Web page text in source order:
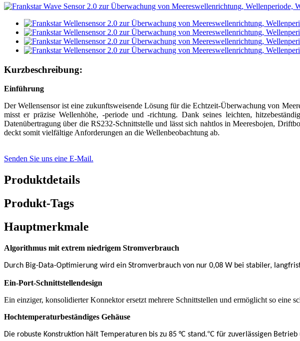
Kurzbeschreibung:
Einführung
Der Wellensensor ist eine zukunftsweisende Lösung für die Echtzeit-Überwachung von
misst er präzise Wellenhöhe, -periode und -richtung. Dank seines leichten,
Datenübertragung über die RS232-Schnittstelle und lässt sich nahtlos in Meeresbojen,
deckt somit vielfältige Anforderungen an die Wellenbeobachtung ab.
Senden Sie uns eine E-Mail.
Produktdetails
Produkt-Tags
Hauptmerkmale
Algorithmus mit extrem niedrigem Stromverbrauch
Durch Big-Data-Optimierung wird ein Stromverbrauch von nur 0,08 W bei stabiler,
Ein-Port-Schnittstellendesign
Ein einziger, konsolidierter Konnektor ersetzt mehrere Schnittstellen und ermöglicht so eine
Hochtemperaturbeständiges Gehäuse
Die robuste Konstruktion hält Temperaturen bis zu 85 °C stand.°C für zuverlässigen